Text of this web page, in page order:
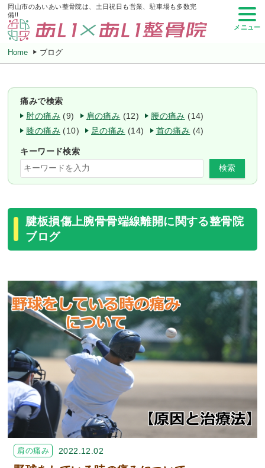
岡山市のあいあい整骨院は、土日祝日も営業、駐車場も多数完
備!!
メニュー
Home ブログ
痛みで検索
肘の痛み (9) 肩の痛み (12) 腰の痛み (14)
膝の痛み (10) 足の痛み (14) 首の痛み (4)
キーワード検索
検索
腱板損傷上腕骨骨端線離開に関する整骨院
ブログ
肩の痛み 2022.12.02